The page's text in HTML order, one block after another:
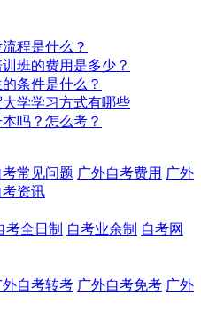
程是什么？
班的费用是多少？
条件是什么？
大学学习方式有哪些
吗？怎么考？
考常见问题 广外自考费用 广外
考资讯
考全日制 自考业余制 自考网
外自考转考 广外自考免考 广外